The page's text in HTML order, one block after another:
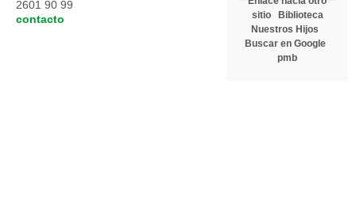
sitio
Biblioteca
Nuestros Hijos
Buscar en Google
pmb
2601 90 99
contacto